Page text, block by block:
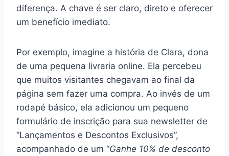
diferença. A chave é ser claro, direto e oferecer
um benefício imediato.
Por exemplo, imagine a história de Clara, dona
de uma pequena livraria online. Ela percebeu
que muitos visitantes chegavam ao final da
página sem fazer uma compra. Ao invés de um
rodapé básico, ela adicionou um pequeno
formulário de inscrição para sua newsletter de
“Lançamentos e Descontos Exclusivos”,
acompanhado de um “Ganhe 10% de desconto